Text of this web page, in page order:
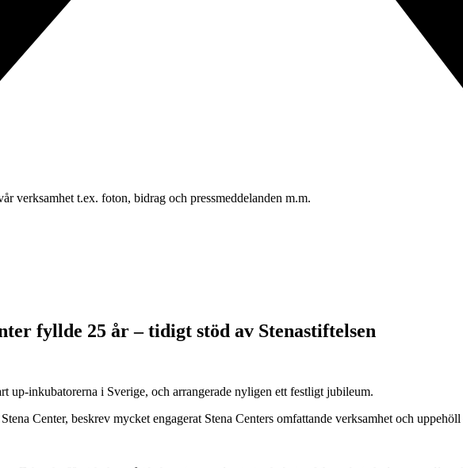
verksamhet t.ex. foton, bidrag och pressmeddelanden m.m.
fyllde 25 år – tidigt stöd av Stenastiftelsen
up-inkubatorerna i Sverige, och arrangerade nyligen ett festligt jubileum.
Center, beskrev mycket engagerat Stena Centers omfattande verksamhet och